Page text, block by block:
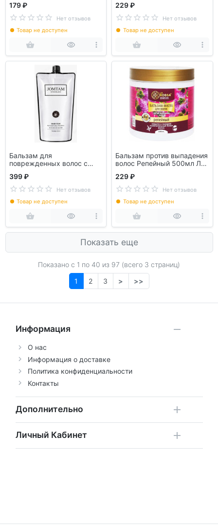
179 ₽
Нет отзывов
Товар не доступен
229 ₽
Нет отзывов
Товар не доступен
Бальзам для
поврежденных волос с
маслом оливы JOMTAM
400 мл JMT65914 (Новый)
399 ₽
Нет отзывов
Товар не доступен
Бальзам против выпадения
волос Репейный 500мл ЛА
229 ₽
Нет отзывов
Товар не доступен
Показать еще
Показано с 1 по 40 из 97 (всего 3 страниц)
1
2 3 > >>
Информация
О нас
Информация о доставке
Политика конфиденциальности
Контакты
Дополнительно
Личный Кабинет